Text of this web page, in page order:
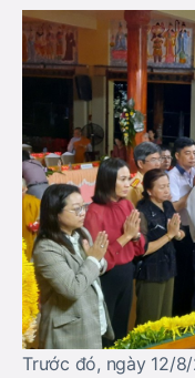
Trước đó, ngày 12/